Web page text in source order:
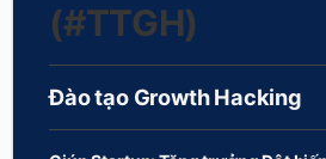
(#TTGH)
Đào tạo Growth Hacking